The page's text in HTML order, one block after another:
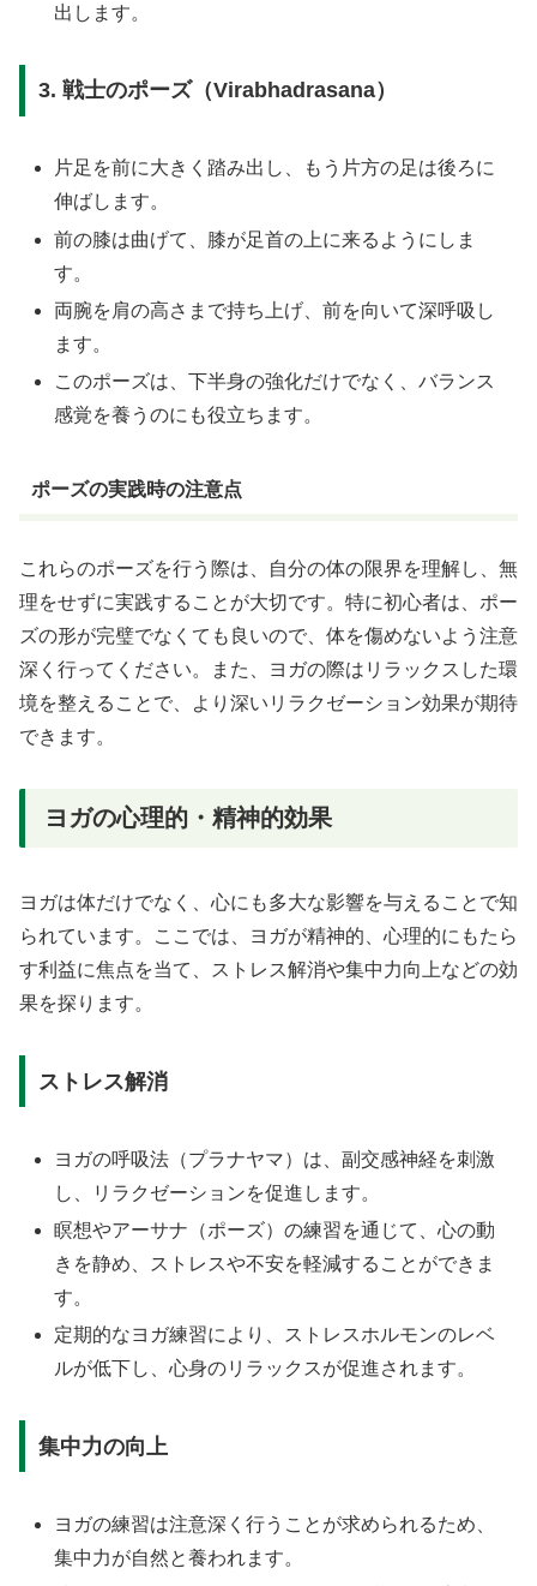
出します。
3. 戦士のポーズ（Virabhadrasana）
片足を前に大きく踏み出し、もう片方の足は後ろに
伸ばします。
前の膝は曲げて、膝が足首の上に来るようにしま
す。
両腕を肩の高さまで持ち上げ、前を向いて深呼吸し
ます。
このポーズは、下半身の強化だけでなく、バランス
感覚を養うのにも役立ちます。
ポーズの実践時の注意点
これらのポーズを行う際は、自分の体の限界を理解し、無
理をせずに実践することが大切です。特に初心者は、ポー
ズの形が完璧でなくても良いので、体を傷めないよう注意
深く行ってください。また、ヨガの際はリラックスした環
境を整えることで、より深いリラクゼーション効果が期待
できます。
ヨガの心理的・精神的効果
ヨガは体だけでなく、心にも多大な影響を与えることで知
られています。ここでは、ヨガが精神的、心理的にもたら
す利益に焦点を当て、ストレス解消や集中力向上などの効
果を探ります。
ストレス解消
ヨガの呼吸法（プラナヤマ）は、副交感神経を刺激
し、リラクゼーションを促進します。
瞑想やアーサナ（ポーズ）の練習を通じて、心の動
きを静め、ストレスや不安を軽減することができま
す。
定期的なヨガ練習により、ストレスホルモンのレベ
ルが低下し、心身のリラックスが促進されます。
集中力の向上
ヨガの練習は注意深く行うことが求められるため、
集中力が自然と養われます。